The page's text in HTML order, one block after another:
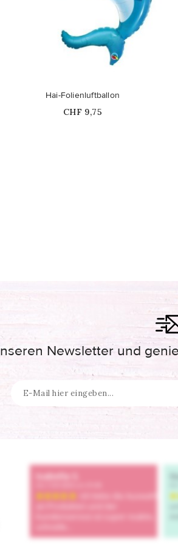
Nicht auf Lager
Hai-Folienluftballon
Price
CHF 9,75
Newsletter und